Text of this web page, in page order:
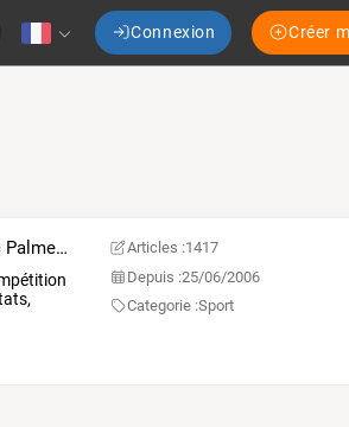
Connexion Créer
All Finswimming - Toute la Nage avec Palme(s) en France et dans le Monde Articles :1417
Depuis :25/06/2006
Categorie :Sport